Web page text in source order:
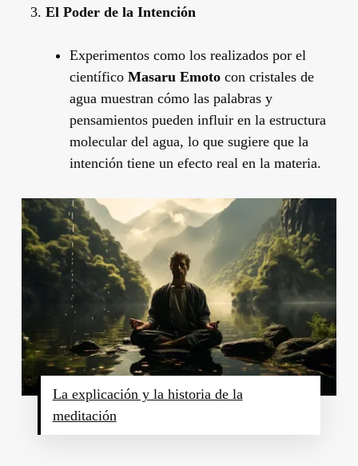
El Poder de la Intención
Experimentos como los realizados por el
científico Masaru Emotocon cristales de
agua muestran cómo las palabras y
pensamientos pueden influir en la estructura
molecular del agua, lo que sugiere que la
intención tiene un efecto real en la materia.
La explicación y la historia de la
meditación